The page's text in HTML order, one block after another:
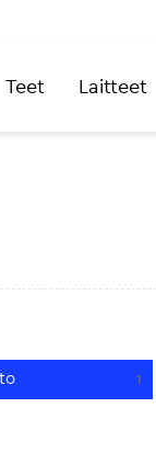
Teet Laitteet
1